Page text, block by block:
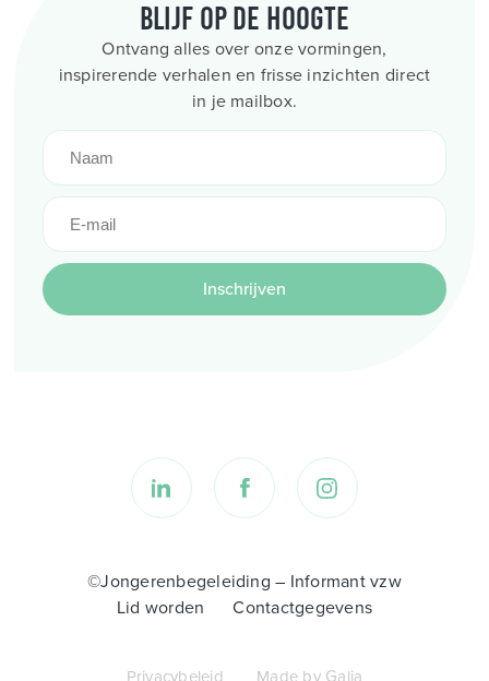
Blijf op de hoogte
Ontvang alles over onze vormingen,
inspirerende verhalen en frisse inzichten direct
in je mailbox.
Inschrijven
©Jongerenbegeleiding – Informant vzw
Lid worden
Contactgegevens